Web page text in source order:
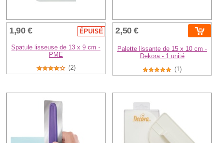
1,90 € ÉPUISÉ
Spatule lisseuse de 13 x 9 cm -
PME
(2)
2,50 €
Palette lissante de 15 x 10 cm -
Dekora - 1 unité
(1)